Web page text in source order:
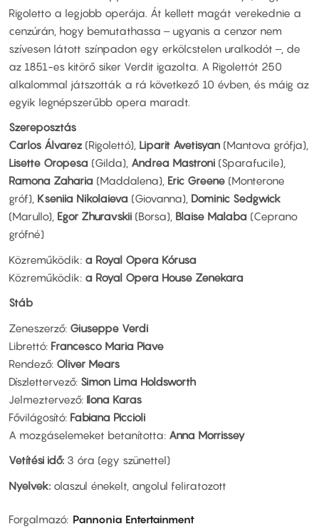
Rigoletto a legjobb operája. Át kellett magát verekednie a
cenzúrán, hogy bemutathassa ‒ ugyanis a cenzor nem
szívesen látott színpadon egy erkölcstelen uralkodót ‒, de
az 1851-es kitörő siker Verdit igazolta. A Rigolettót 250
alkalommal játszották a rá következő 10 évben, és máig az
egyik legnépszerűbb opera maradt.
Szereposztás
Carlos Álvarez (Rigolettó), Liparit Avetisyan (Mantova grófja),
Lisette Oropesa (Gilda), Andrea Mastroni (Sparafucile),
Ramona Zaharia (Maddalena), Eric Greene (Monterone
gróf), Kseniia Nikolaieva (Giovanna), Dominic Sedgwick
(Marullo), Egor Zhuravskii (Borsa), Blaise Malaba (Ceprano
grófné)
Közreműködik: a Royal Opera Kórusa
Közreműködik: a Royal Opera House Zenekara
Stáb
Zeneszerző: Giuseppe Verdi
Librettó: Francesco Maria Piave
Rendező: ­ Oliver Mears
Díszlettervező: Simon Lima Holdsworth
Jelmeztervező: Ilona Karas
Fővilágosító: Fabiana Piccioli
A mozgáselemeket betanította: Anna Morrissey
Vetítési idő: 3 óra (egy szünettel)
Nyelvek: olaszul énekelt, angolul feliratozott
Forgalmazó Pannonia Entertainment